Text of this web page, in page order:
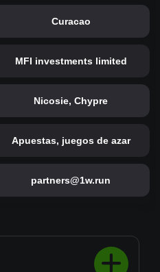
Curacao
MFI investments limited
Nicosie, Chypre
Apuestas, juegos de azar
partners@1w.run